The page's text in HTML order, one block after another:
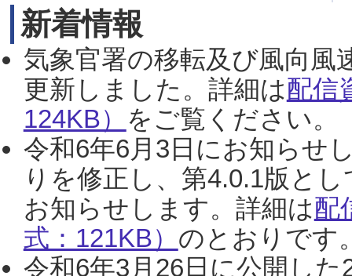
新着情報
気象官署の移転及び風向風
更新しました。詳細は配信
124KB） をご覧ください。
令和6年6月3日にお知らせ
りを修正し、第4.0.1版と
お知らせします。詳細は配
式：121KB） のとおりです
令和6年3月26日に公開し